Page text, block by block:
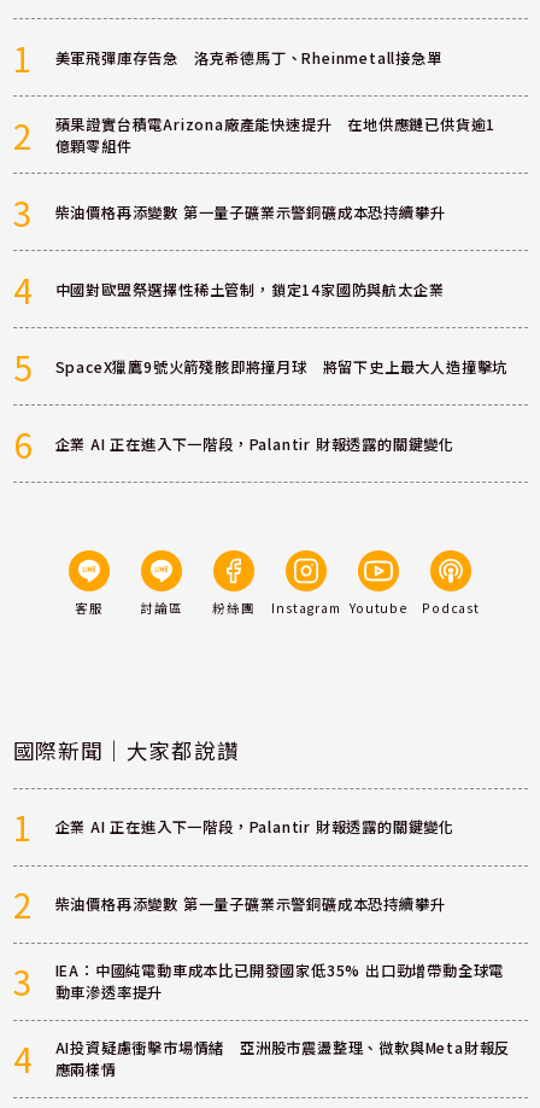
1 美軍飛彈庫存告急 洛克希德馬丁、Rheinmetall接急單
2
蘋果證實台積電Arizona廠產能快速提升 在地供應鏈已供貨逾1
億顆零組件
3 柴油價格再添變數 第一量子礦業示警銅礦成本恐持續攀升
4 中國對歐盟祭選擇性稀土管制，鎖定14家國防與航太企業
5 SpaceX獵鷹9號火箭殘骸即將撞月球 將留下史上最大人造撞擊坑
6 企業 AI 正在進入下一階段，Palantir 財報透露的關鍵變化
客服 討論區 粉絲團 Instagram Youtube Podcast
國際新聞｜大家都說讚
1 企業 AI 正在進入下一階段，Palantir 財報透露的關鍵變化
2 柴油價格再添變數 第一量子礦業示警銅礦成本恐持續攀升
3
IEA：中國純電動車成本比已開發國家低35% 出口勁增帶動全球電
動車滲透率提升
4
AI投資疑慮衝擊市場情緒 亞洲股市震盪整理、微軟與Meta財報反
應兩樣情